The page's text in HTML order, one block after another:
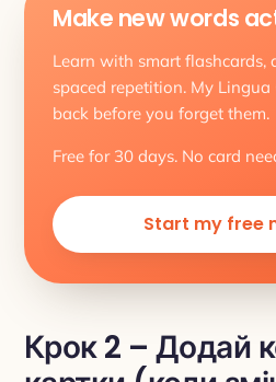
Make new words
Learn with smart flashcards,
spaced repetition. My
back before you forget them.
Free for 30 days. No card
Start my free
Крок 2 – Додай